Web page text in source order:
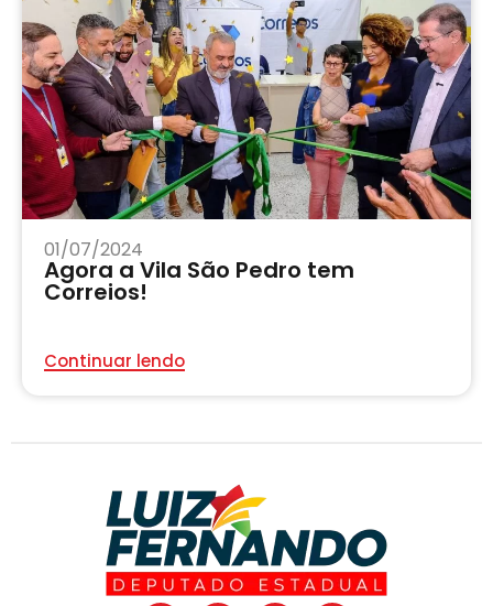
01/07/2024
Agora a Vila São Pedro tem
Correios!
Continuar lendo